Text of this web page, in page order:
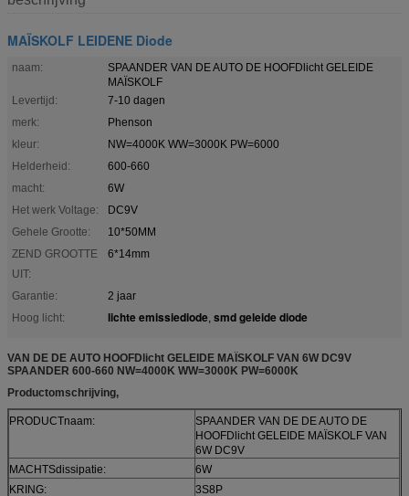
MAÏSKOLF LEIDENE Diode
naam:
SPAANDER VAN DE AUTO DE HOOFDlicht GELEIDE
MAÏSKOLF
Levertijd:
7-10 dagen
merk:
Phenson
kleur:
NW=4000K WW=3000K PW=6000
Helderheid:
600-660
macht:
6W
Het werk Voltage:
DC9V
Gehele Grootte:
10*50MM
ZEND GROOTTE
UIT:
6*14mm
Garantie:
2 jaar
Hoog licht:
lichte emissiediode, smd geleide diode
VAN DE DE AUTO HOOFDlicht GELEIDE MAÏSKOLF VAN 6W DC9V
SPAANDER 600-660 NW=4000K WW=3000K PW=6000K
Productomschrijving,
PRODUCTnaam:
SPAANDER VAN DE DE AUTO DE
HOOFDlicht GELEIDE MAÏSKOLF VAN
6W DC9V
MACHTSdissipatie:
6W
KRING:
3S8P